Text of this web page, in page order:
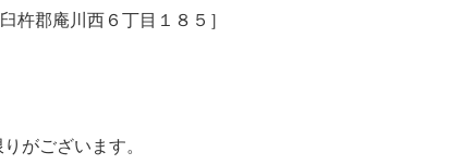
杵郡庵川 西６丁目１８５ ］
りがございます。